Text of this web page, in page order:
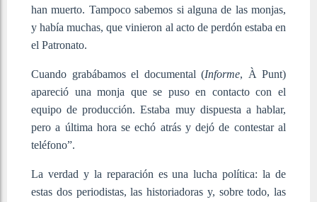
han muerto. Tampoco sabemos si alguna de las monjas,
y había muchas, que vinieron al acto de perdón estaba en
el Patronato.
Cuando grabábamos el documental (Informe, À Punt)
apareció una monja que se puso en contacto con el
equipo de producción. Estaba muy dispuesta a hablar,
pero a última hora se echó atrás y dejó de contestar al
teléfono”.
La verdad y la reparación es una lucha política: la de
estas dos periodistas, las historiadoras y, sobre todo, las